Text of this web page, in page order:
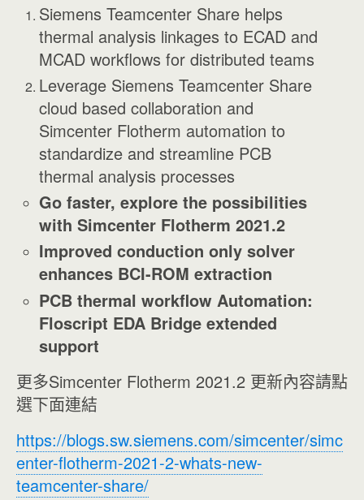
Siemens Teamcenter Share helps
thermal analysis linkages to ECAD and
MCAD workflows for distributed teams
Leverage Siemens Teamcenter Share
cloud based collaboration and
Simcenter Flotherm automation to
standardize and streamline PCB
thermal analysis processes
Go faster, explore the possibilities
with Simcenter Flotherm 2021.2
Improved conduction only solver
enhances BCI-ROM extraction
PCB thermal workflow Automation:
Floscript EDA Bridge extended
support
更多Simcenter Flotherm 2021.2 更新內容請點
選下面連結
https://blogs.sw.siemens.com/simcenter/simc
enter-flotherm-2021-2-whats-new-
teamcenter-share/